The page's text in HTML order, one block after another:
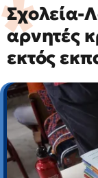
Σχολεία-
αρνητές
εκτός